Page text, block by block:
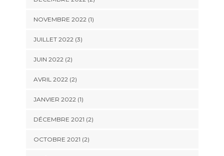
NOVEMBRE 2022(1)
JUILLET 2022(3)
JUIN 2022(2)
AVRIL 2022(2)
JANVIER 2022(1)
DÉCEMBRE 2021 (2)
OCTOBRE 2021 (2)